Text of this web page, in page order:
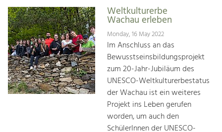
Weltkulturerbe
Wachau erleben
Monday, 16 May 2022
Im Anschluss an das
Bewusstseinsbildungsprojekt
zum 20-Jahr-Jubiläum des
UNESCO-Weltkulturerbestatus
der Wachau ist ein weiteres
Projekt ins Leben gerufen
worden, um auch den
SchülerInnen der UNESCO-